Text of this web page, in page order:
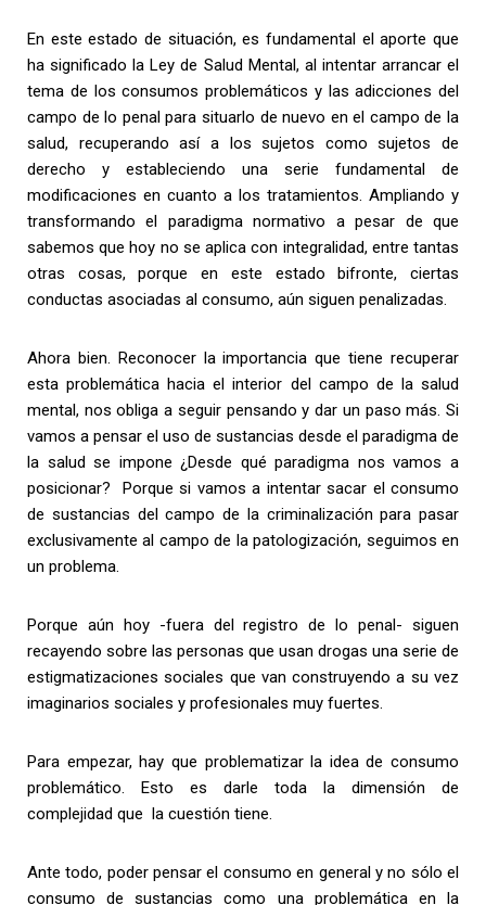
En este estado de situación, es fundamental el aporte que
ha significado la Ley de Salud Mental, al intentar arrancar el
tema de los consumos problemáticos y las adicciones del
campo de lo penal para situarlo de nuevo en el campo de la
salud, recuperando así a los sujetos como sujetos de
derecho y estableciendo una serie fundamental de
modificaciones en cuanto a los tratamientos. Ampliando y
transformando el paradigma normativo a pesar de que
sabemos que hoy no se aplica con integralidad, entre tantas
otras cosas, porque en este estado bifronte, ciertas
conductas asociadas al consumo, aún siguen penalizadas.
Ahora bien. Reconocer la importancia que tiene recuperar
esta problemática hacia el interior del campo de la salud
mental, nos obliga a seguir pensando y dar un paso más. Si
vamos a pensar el uso de sustancias desde el paradigma de
la salud se impone ¿Desde qué paradigma nos vamos a
posicionar? Porque si vamos a intentar sacar el consumo
de sustancias del campo de la criminalización para pasar
exclusivamente al campo de la patologización, seguimos en
un problema.
Porque aún hoy -fuera del registro de lo penal- siguen
recayendo sobre las personas que usan drogas una serie de
estigmatizaciones sociales que van construyendo a su vez
imaginarios sociales y profesionales muy fuertes.
Para empezar, hay que problematizar la idea de consumo
problemático. Esto es darle toda la dimensión de
complejidad que la cuestión tiene.
Ante todo, poder pensar el consumo en general y no sólo el
consumo de sustancias como una problemática en la